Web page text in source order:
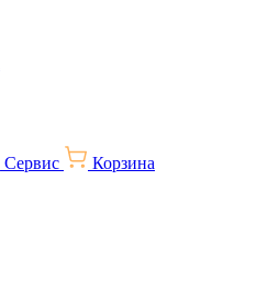
Сервис Корзина